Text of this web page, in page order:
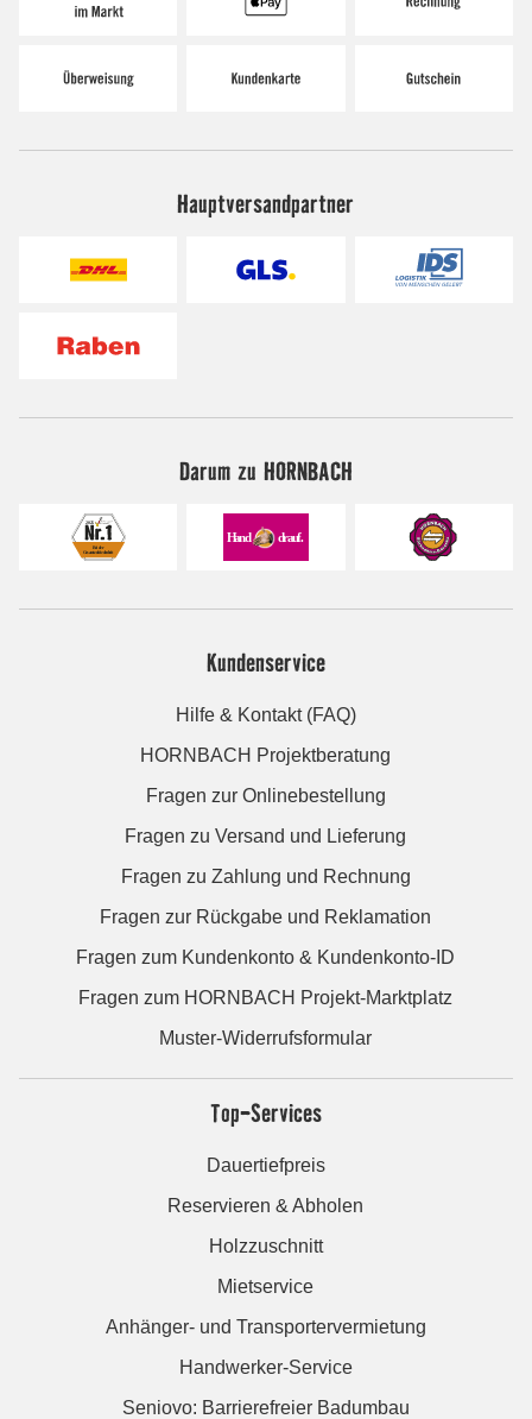
Hauptversandpartner
Darum zu HORNBACH
Kundenservice
Hilfe & Kontakt (FAQ)
HORNBACH Projektberatung
Fragen zur Onlinebestellung
Fragen zu Versand und Lieferung
Fragen zu Zahlung und Rechnung
Fragen zur Rückgabe und Reklamation
Fragen zum Kundenkonto & Kundenkonto-ID
Fragen zum HORNBACH Projekt-Marktplatz
Muster-Widerrufsformular
Top-Services
Dauertiefpreis
Reservieren & Abholen
Holzzuschnitt
Mietservice
Anhänger- und Transportervermietung
Handwerker-Service
Seniovo: Barrierefreier Badumbau